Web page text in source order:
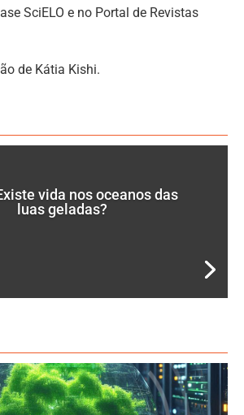
SciELO e no Portal de Revistas
de Kátia Kishi.
vida nos oceanos das
luas geladas?